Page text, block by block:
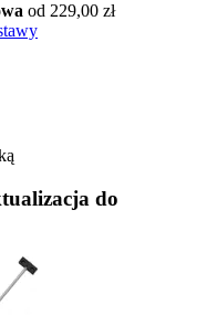
od 229,00 zł
do